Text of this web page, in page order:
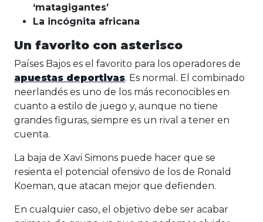
‘matagigantes’
La incógnita africana
Un favorito con asterisco
Países Bajos es el favorito para los operadores de
apuestas deportivas. Es normal. El combinado
neerlandés es uno de los más reconocibles en
cuanto a estilo de juego y, aunque no tiene
grandes figuras, siempre es un rival a tener en
cuenta.
La baja de Xavi Simons puede hacer que se
resienta el potencial ofensivo de los de Ronald
Koeman, que atacan mejor que defienden.
En cualquier caso, el objetivo debe ser acabar